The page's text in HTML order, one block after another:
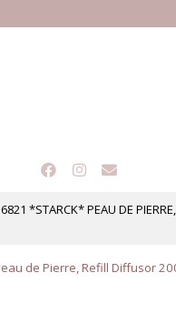
6821 *STARCK* PEAU DE